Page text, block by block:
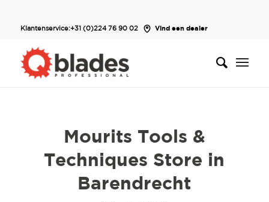
Klantenservice:+31 (0)224 76 90 02 Vind een dealer
Mourits Tools &
Techniques Store in
Barendrecht